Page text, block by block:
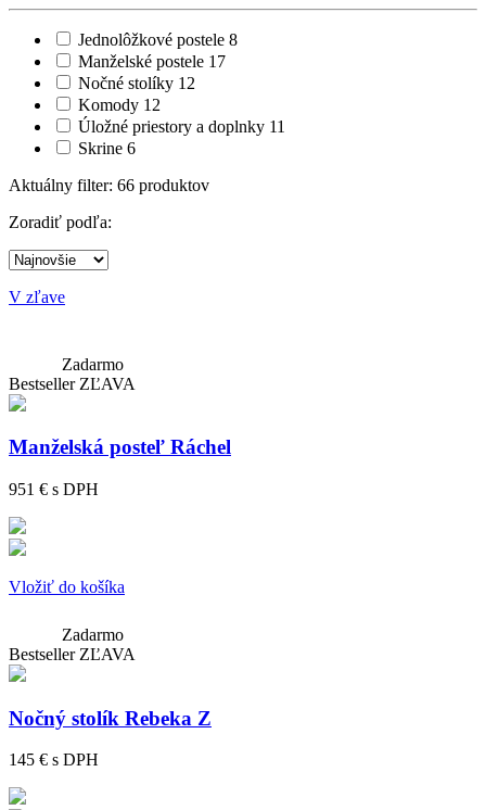
Jednolôžkové postele 8
Manželské postele 17
Nočné stolíky 12
Komody 12
Úložné priestory a doplnky 11
Skrine 6
Aktuálny filter: 66 produktov
Zoradiť podľa:
V zľave
Zadarmo
Bestseller ZĽAVA
Manželská posteľ Ráchel
951 € s DPH
Vložiť do košíka
Zadarmo
Bestseller ZĽAVA
Nočný stolík Rebeka Z
145 € s DPH